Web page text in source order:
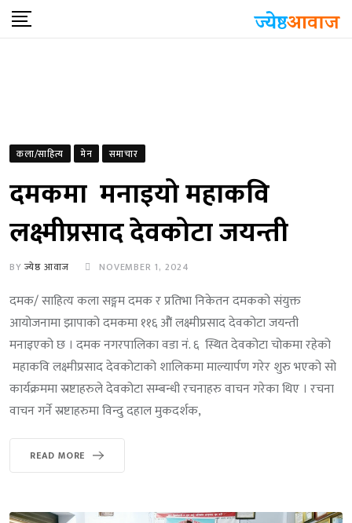
Skip
कला/साहित्य मेन समाचार
दमकमा मनाइयो महाकवि
लक्ष्मीप्रसाद देवकोटा जयन्ती
BYज्येष्ठ आवाज NOVEMBER 1, 2024
दमक/ साहित्य कला सङ्गम दमक र प्रतिभा निकेतन दमकको संयुक्त
आयोजनामा झापाको दमकमा ११६ ओैं लक्ष्मीप्रसाद देवकोटा जयन्ती
मनाइएको छ । दमक नगरपालिका वडा नं. ६ स्थित देवकोटा चोकमा रहेको
महाकवि लक्ष्मीप्रसाद देवकोटाको शालिकमा माल्यार्पण गरेर शुरु भएको सो
कार्यक्रममा स्रष्टाहरुले देवकोटा सम्बन्धी रचनाहरु वाचन गरेका थिए । रचना
वाचन गर्ने स्रष्टाहरुमा विन्दु दहाल मुकदर्शक,
READ MORE